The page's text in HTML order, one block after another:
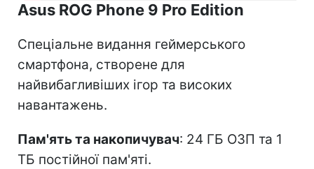
Asus ROG Phone 9 Pro Edition
Спеціальне видання геймерського
смартфона, створене для
найвибагливіших ігор та високих
навантажень.
Пам'ять та накопичувач: 24 ГБ ОЗП та 1
ТБ постійної пам'яті.